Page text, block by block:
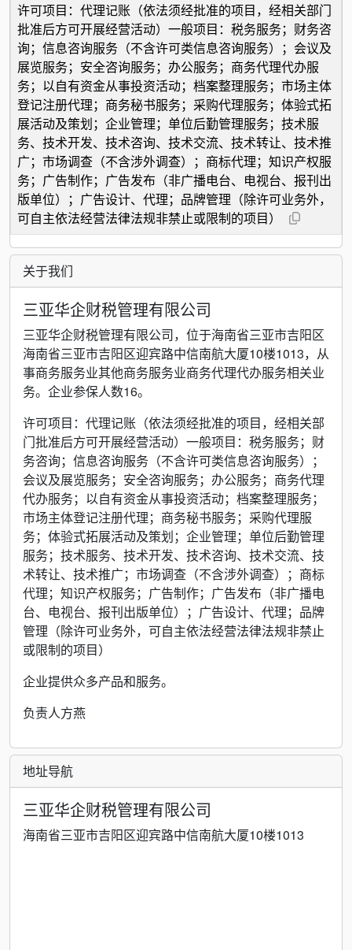
许可项目：代理记账（依法须经批准的项目，经相关部门
批准后方可开展经营活动）一般项目：税务服务；财务咨
询；信息咨询服务（不含许可类信息咨询服务）；会议及
展览服务；安全咨询服务；办公服务；商务代理代办服
务；以自有资金从事投资活动；档案整理服务；市场主体
登记注册代理；商务秘书服务；采购代理服务；体验式拓
展活动及策划；企业管理；单位后勤管理服务；技术服
务、技术开发、技术咨询、技术交流、技术转让、技术推
广；市场调查（不含涉外调查）；商标代理；知识产权服
务；广告制作；广告发布（非广播电台、电视台、报刊出
版单位）；广告设计、代理；品牌管理（除许可业务外，
可自主依法经营法律法规非禁止或限制的项目）
关于我们
三亚华企财税管理有限公司
三亚华企财税管理有限公司，位于海南省三亚市吉阳区
海南省三亚市吉阳区迎宾路中信南航大厦10楼1013，从
事商务服务业其他商务服务业商务代理代办服务相关业
务。企业参保人数16。
许可项目：代理记账（依法须经批准的项目，经相关部
门批准后方可开展经营活动）一般项目：税务服务；财
务咨询；信息咨询服务（不含许可类信息咨询服务）；
会议及展览服务；安全咨询服务；办公服务；商务代理
代办服务；以自有资金从事投资活动；档案整理服务；
市场主体登记注册代理；商务秘书服务；采购代理服
务；体验式拓展活动及策划；企业管理；单位后勤管理
服务；技术服务、技术开发、技术咨询、技术交流、技
术转让、技术推广；市场调查（不含涉外调查）；商标
代理；知识产权服务；广告制作；广告发布（非广播电
台、电视台、报刊出版单位）；广告设计、代理；品牌
管理（除许可业务外，可自主依法经营法律法规非禁止
或限制的项目）
企业提供众多产品和服务。
负责人方燕
地址导航
三亚华企财税管理有限公司
海南省三亚市吉阳区迎宾路中信南航大厦10楼1013